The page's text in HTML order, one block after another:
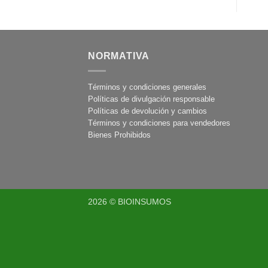
NORMATIVA
Términos y condiciones generales
Políticas de divulgación responsable
Políticas de devolución y cambios
Términos y condiciones para vendedores
Bienes Prohibidos
2026 © BIOINSUMOS